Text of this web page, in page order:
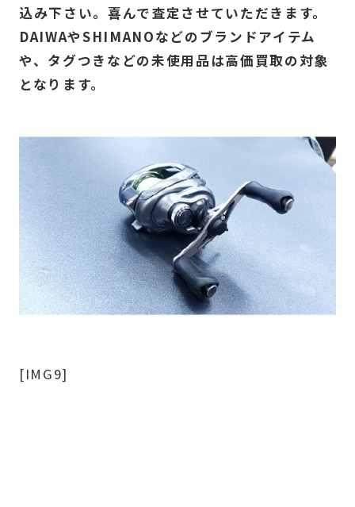
込み下さい。喜んで査定させていただきます。
DAIWAやSHIMANOなどのブランドアイテム
や、タグつきなどの未使用品は高価買取の対象
となります。
[IMG9]